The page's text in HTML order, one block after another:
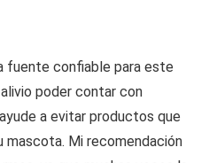
fuente confiable para este
poder contar con
a evitar productos que
mascota. Mi recomendación